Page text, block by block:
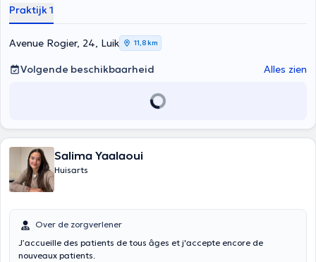
op de online agenda van de arts. Dank je Inhoud vertaald door
google translate
Praktijk 1
Avenue Rogier, 24, Luik 11,8 km
Volgende beschikbaarheid Alles zien
Salima Yaalaoui
Huisarts
Over de zorgverlener
J’accueille des patients de tous âges et j'accepte encore de
nouveaux patients.